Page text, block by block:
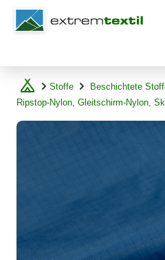
Shopware
Stoffe Beschichtete
Ripstop-Nylon, Gleitschirm-Nylon,